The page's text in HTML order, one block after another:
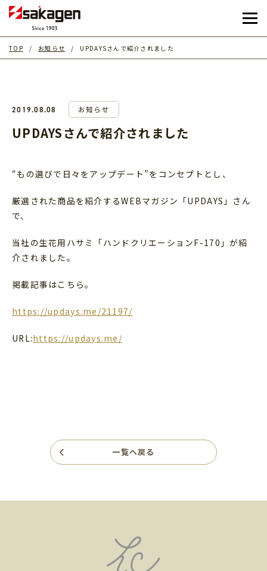
TOP お知らせ UPDAYSさんで紹介されました
2019.08.08 お知らせ
UPDAYSさんで紹介されました
“もの選びで日々をアップデート”をコンセプトとし、
厳選された商品を紹介するWEBマガジン「UPDAYS」さん
で、
当社の生花用ハサミ「ハンドクリエーションF-170」が紹
介されました。
掲載記事はこちら。
https://updays.me/21197/
URL:https://updays.me/
一覧へ戻る